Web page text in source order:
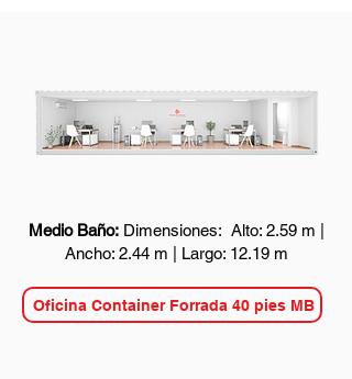
Medio Baño:Dimensiones: Alto: 2.59 m |
Ancho: 2.44 m | Largo: 12.19 m
Oficina Container Forrada 40 pies MB